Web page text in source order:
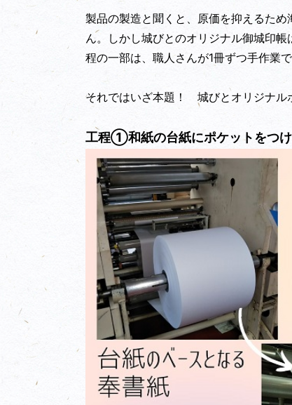
製品の製造と聞くと、原価を抑えるた
ん。しかし城びとのオリジナル御城印
程の一部は、職人さんが1冊ずつ手作業
それではいざ本題！ 城びとオリジナル
工程①和紙の台紙にポケットをつ